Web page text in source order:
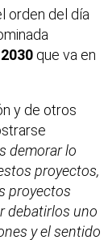
orden del día
que va en
y de otros
demorar lo
proyectos,
proyectos
debatirlos uno
y el sentido